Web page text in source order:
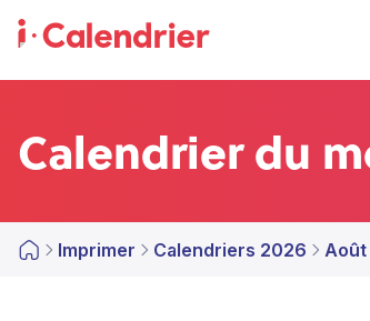
Calendrier du
Imprimer Calendriers 2026 Août